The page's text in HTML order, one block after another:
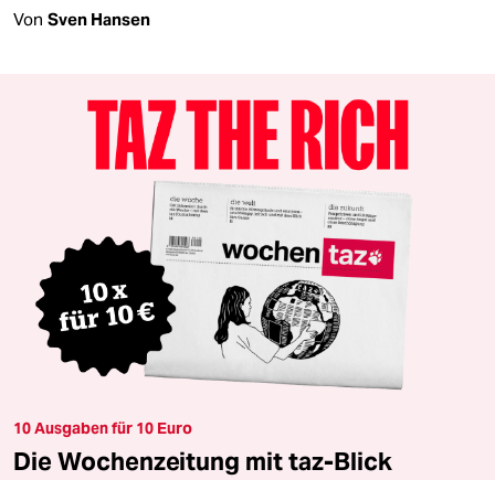
Von Sven Hansen
10 Ausgaben für 10 Euro
Die Wochenzeitung mit taz-Blick